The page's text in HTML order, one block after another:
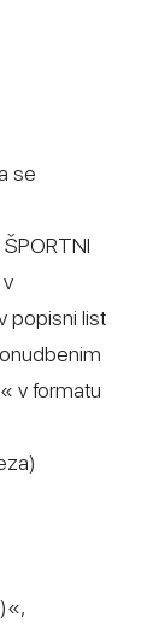
se
popisni list
v formatu